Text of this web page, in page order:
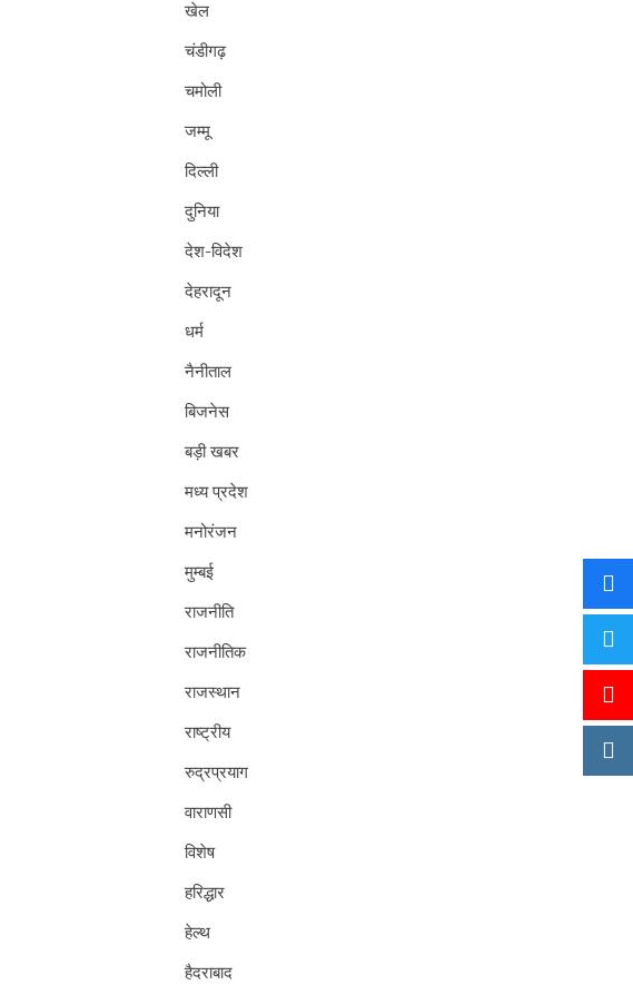
खेल
चंडीगढ़
चमोली
जम्मू
दिल्ली
दुनिया
देश-विदेश
देहरादून
धर्म
नैनीताल
बिजनेस
बड़ी खबर
मध्य प्रदेश
मनोरंजन
मुम्बई
राजनीति
राजनीतिक
राजस्थान
राष्ट्रीय
रुद्रप्रयाग
वाराणसी
विशेष
हरिद्धार
हेल्थ
हैदराबाद